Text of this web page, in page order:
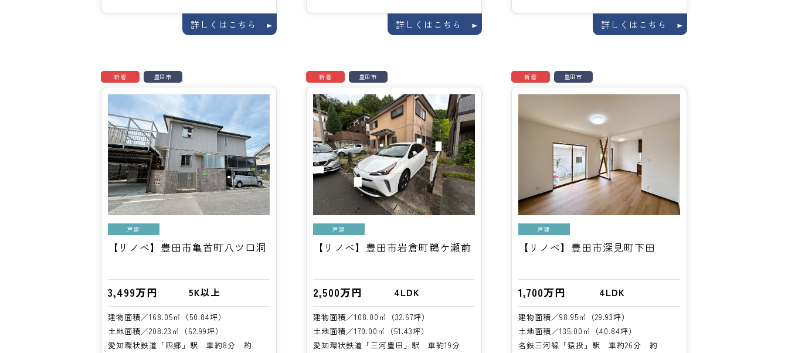
詳しくはこちら 詳しくはこちら 詳しくはこちら
新着 豊田市
戸建
【リノベ】豊田市亀首町八ツ口洞
3,499万円 5K以上
建物面積／168.05㎡（50.84坪）
土地面積／208.23㎡（62.99坪）
愛知環状鉄道「四郷」駅 車約8分 約
新着 豊田市
戸建
【リノベ】豊田市岩倉町鵜ケ瀬前
2,500万円 4LDK
建物面積／108.00㎡（32.67坪）
土地面積／170.00㎡（51.43坪）
愛知環状鉄道「三河豊田」駅 車約19分
新着 豊田市
戸建
【リノベ】豊田市深見町下田
1,700万円 4LDK
建物面積／98.95㎡（29.93坪）
土地面積／135.00㎡（40.84坪）
名鉄三河線「猿投」駅 車約26分 約